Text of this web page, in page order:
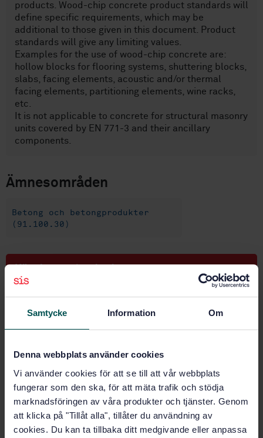
Samtycke Information Om
Denna webbplats använder cookies
Vi använder cookies för att se till att vår webbplats
fungerar som den ska, för att mäta trafik och stödja
marknadsföringen av våra produkter och tjänster. Genom
att klicka på "Tillåt alla", tillåter du användning av
cookies. Du kan ta tillbaka ditt medgivande eller anpassa
products. Wood-chip concrete product standards will
define specific requirements, which may be
additional to those given in this document. Product
standards will give any limiting values.
Examples for the use of wood-chip concrete are:
hollow blocks for flooring systems, shuttering blocks,
slabs, facing elements, acoustic and/or thermal
facing elements, partitioning elements, wine racks,
etc.
It is not applicable to concrete for structural masonry
units covered by EN 771-3 and their ancillary
components.
Ämnesområden
Betong och betongprodukter
(91.100.30)
STANDARD
SVENSK STANDARD · SS-EN 14474:2004
Förtillverkade betongprodukter - Betong med träflis
Prenumerera på standarden - Läs mer
PDF
Lägg i varukorgen